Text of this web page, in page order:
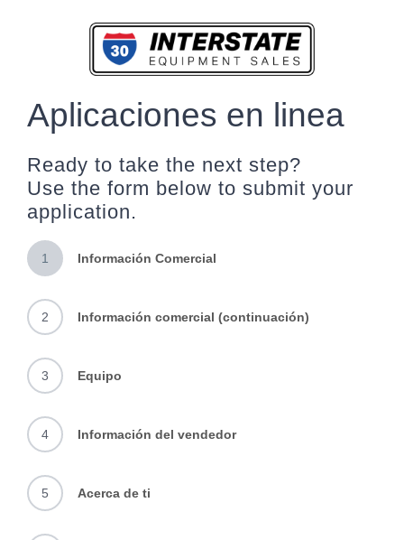
Aplicaciones en linea
Ready to take the next step?
Use the form below to submit your
application.
1 Información Comercial
2 Información comercial (continuación)
3 Equipo
4 Información del vendedor
5 Acerca de ti